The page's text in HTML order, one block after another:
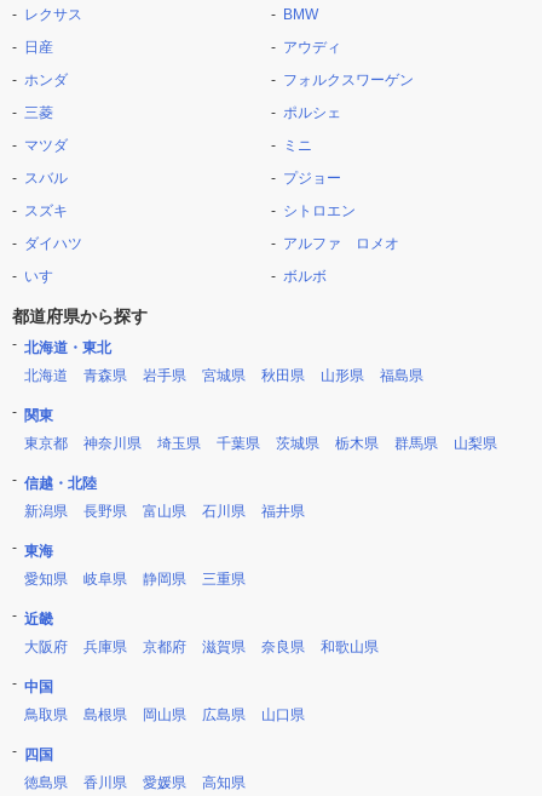
レクサス
日産
ホンダ
三菱
マツダ
スバル
スズキ
ダイハツ
いすゞ
BMW
アウディ
フォルクスワーゲン
ポルシェ
ミニ
プジョー
シトロエン
アルファ ロメオ
ボルボ
都道府県から探す
北海道・東北
北海道
青森県 岩手県 宮城県 秋田県 山形県 福島県
関東
東京都
神奈川県 埼玉県 千葉県 茨城県 栃木県 群馬県 山梨県
信越・北陸
新潟県
長野県 富山県 石川県 福井県
東海
愛知県
岐阜県 静岡県 三重県
近畿
大阪府
兵庫県 京都府 滋賀県 奈良県 和歌山県
中国
鳥取県
島根県 岡山県 広島県 山口県
四国
徳島県
香川県 愛媛県 高知県